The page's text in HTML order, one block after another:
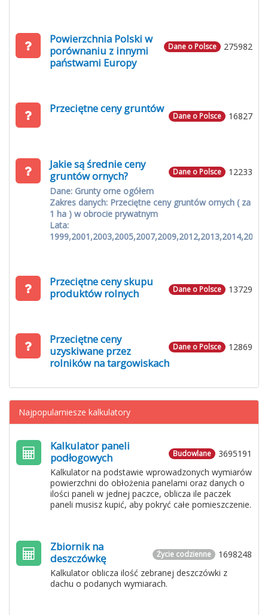
275982
Dane o Polsce
Powierzchnia Polski w
porównaniu z innymi
państwami Europy
16827
Dane o Polsce
Przeciętne ceny gruntów
12233
Dane o Polsce
Jakie są średnie ceny
gruntów ornych?
Dane: Grunty orne ogółem
Zakres danych: Przeciętne ceny gruntów ornych ( za
1 ha ) w obrocie prywatnym
Lata:
1999,2001,2003,2005,2007,2009,2012,2013,2014,2015
13729
Dane o Polsce
Przeciętne ceny skupu
produktów rolnych
12869
Dane o Polsce
Przeciętne ceny
uzyskiwane przez
rolników na targowiskach
Najpopularniesze kalkulatory
3695191
Budowlane
Kalkulator paneli
podłogowych
Kalkulator na podstawie wprowadzonych wymiarów
powierzchni do obłożenia panelami oraz danych o
ilości paneli w jednej paczce, oblicza ile paczek
paneli musisz kupić, aby pokryć całe pomieszczenie.
1698248
Życie codzienne
Zbiornik na
deszczówkę
Kalkulator oblicza ilość zebranej deszczówki z
dachu o podanych wymiarach.